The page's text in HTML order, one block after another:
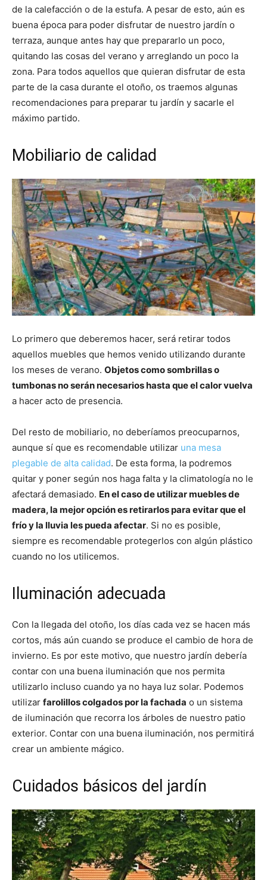
de la calefacción o de la estufa. A pesar de esto, aún es
buena época para poder disfrutar de nuestro jardín o
terraza, aunque antes hay que prepararlo un poco,
quitando las cosas del verano y arreglando un poco la
zona. Para todos aquellos que quieran disfrutar de esta
parte de la casa durante el otoño, os traemos algunas
recomendaciones para preparar tu jardín y sacarle el
máximo partido.
Mobiliario de calidad
Lo primero que deberemos hacer, será retirar todos
aquellos muebles que hemos venido utilizando durante
los meses de verano. Objetos como sombrillas o
tumbonas no serán necesarios hasta que el calor vuelva
a hacer acto de presencia.
Del resto de mobiliario, no deberíamos preocuparnos,
aunque sí que es recomendable utilizar una mesa
plegable de alta calidad. De esta forma, la podremos
quitar y poner según nos haga falta y la climatología no le
afectará demasiado. En el caso de utilizar muebles de
madera, la mejor opción es retirarlos para evitar que el
frío y la lluvia les pueda afectar. Si no es posible,
siempre es recomendable protegerlos con algún plástico
cuando no los utilicemos.
Iluminación adecuada
Con la llegada del otoño, los días cada vez se hacen más
cortos, más aún cuando se produce el cambio de hora de
invierno. Es por este motivo, que nuestro jardín debería
contar con una buena iluminación que nos permita
utilizarlo incluso cuando ya no haya luz solar. Podemos
utilizar farolillos colgados por la fachada o un sistema
de iluminación que recorra los árboles de nuestro patio
exterior. Contar con una buena iluminación, nos permitirá
crear un ambiente mágico.
Cuidados básicos del jardín